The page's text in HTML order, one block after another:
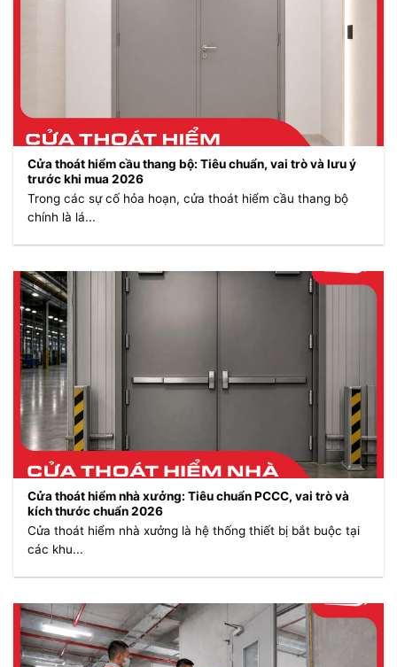
Cửa thoát hiểm cầu thang bộ: Tiêu chuẩn, vai trò và lưu ý
trước khi mua 2026
Trong các sự cố hỏa hoạn, cửa thoát hiểm cầu thang bộ
chính là lá...
Cửa thoát hiểm nhà xưởng: Tiêu chuẩn PCCC, vai trò và
kích thước chuẩn 2026
Cửa thoát hiểm nhà xưởng là hệ thống thiết bị bắt buộc tại
các khu...